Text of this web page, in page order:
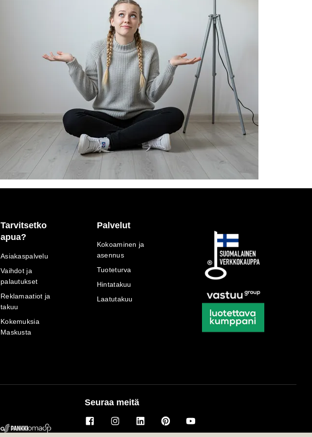
Tarvitsetko
apua?
Asiakaspalvelu
Vaihdot ja
palautukset
Reklamaatiot ja
takuu
Kokemuksia
Maskusta
Palvelut
Kokoaminen ja
asennus
Tuoteturva
Hintatakuu
Laatutakuu
Seuraa meitä